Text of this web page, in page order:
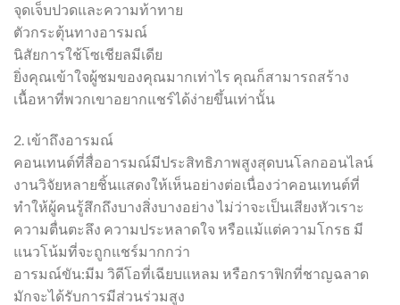
จุดเจ็บปวดและความท้าทาย
ตัวกระตุ้นทางอารมณ์
นิสัยการใช้โซเชียลมีเดีย
ยิ่งคุณเข้าใจผู้ชมของคุณมากเท่าไร คุณก็สามารถสร้าง
เนื้อหาที่พวกเขาอยากแชร์ได้ง่ายขึ้นเท่านั้น
2. เข้าถึงอารมณ์
คอนเทนต์ที่สื่ออารมณ์มีประสิทธิภาพสูงสุดบนโลกออนไลน์
งานวิจัยหลายชิ้นแสดงให้เห็นอย่างต่อเนื่องว่าคอนเทนต์ที่
ทำให้ผู้คนรู้สึกถึงบางสิ่งบางอย่าง ไม่ว่าจะเป็นเสียงหัวเราะ
ความตื่นตะลึง ความประหลาดใจ หรือแม้แต่ความโกรธ มี
แนวโน้มที่จะถูกแชร์มากกว่า
อารมณ์ขัน:มีม วิดีโอที่เฉียบแหลม หรือกราฟิกที่ชาญฉลาด
มักจะได้รับการมีส่วนร่วมสูง